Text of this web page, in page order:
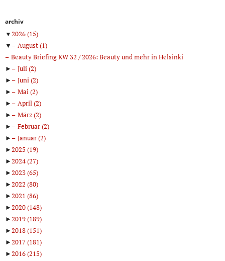
archiv
▼2026(15)
▼
August(1)
Beauty Briefing KW 32 / 2026: Beauty und mehr in Helsinki
►
Juli(2)
►
Juni(2)
►
Mai(2)
►
April(2)
►
März(2)
►
Februar(2)
►
Januar(2)
►2025 (19)
►2024(27)
►2023(65)
►2022 (80)
►2021 (86)
►2020(148)
►2019(189)
►2018(151)
►2017(181)
►2016(215)